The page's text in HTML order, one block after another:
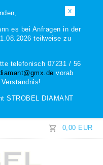
X
es bei Anfragen in der
teilweise zu
telefonisch 07231 / 56
vorab
STROBEL DIAMANT
0,00 EUR